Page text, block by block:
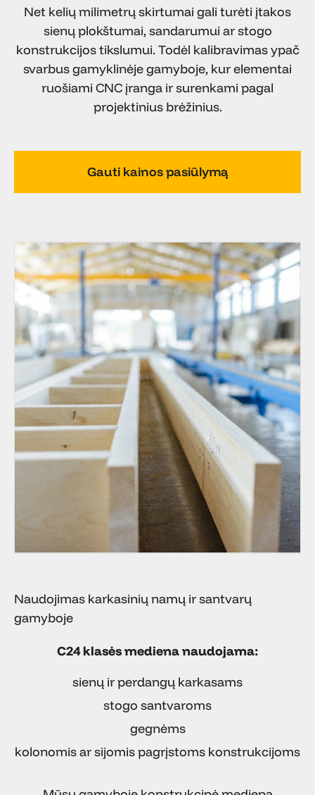
Net kelių milimetrų skirtumai gali turėti įtakos
sienų plokštumai, sandarumui ar stogo
konstrukcijos tikslumui. Todėl kalibravimas ypač
svarbus gamyklinėje gamyboje, kur elementai
ruošiami CNC įranga ir surenkami pagal
projektinius brėžinius.
Gauti kainos pasiūlymą
Naudojimas karkasinių namų ir santvarų
gamyboje
C24 klasės mediena naudojama:
sienų ir perdangų karkasams
stogo santvaroms
gegnėms
kolonomis ar sijomis pagrįstoms konstrukcijoms